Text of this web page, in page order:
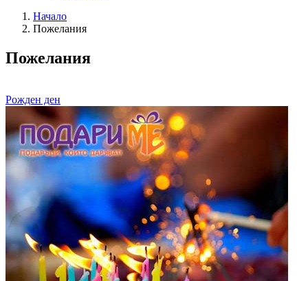
Начало
Пожелания
Пожелания
Рожден ден